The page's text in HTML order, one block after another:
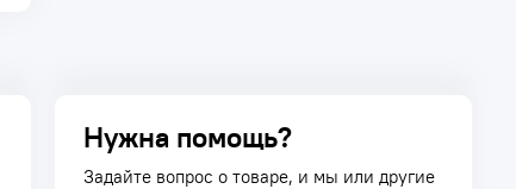
Нужна помощь?
Задайте вопрос о товаре, и мы или другие